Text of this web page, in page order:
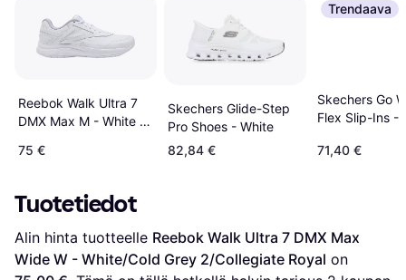
Reebok Walk Ultra 7
DMX Max M - White /
Collegiate Royal
75 €
Skechers Glide-Step
Pro Shoes - White
82,84 €
Trendaava
Skechers Go
Flex Slip-Ins -
71,40 €
Tuotetiedot
Alin hinta tuotteelle Reebok Walk Ultra 7 DMX Max
Wide W - White/Cold Grey 2/Collegiate Royal